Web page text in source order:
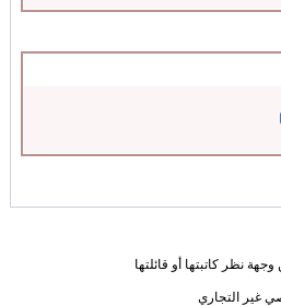
نظر كاتبتها أو قائلتها
غير التجاري